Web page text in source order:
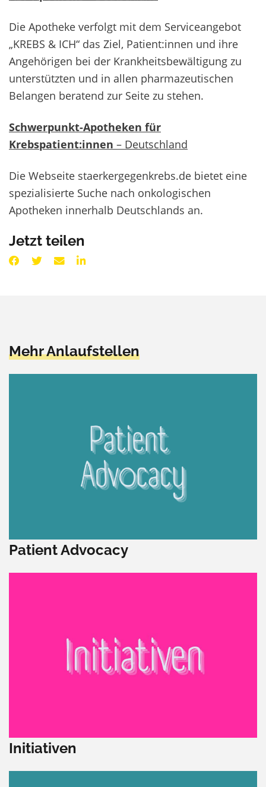
Die Apotheke verfolgt mit dem Serviceangebot
„KREBS & ICH“ das Ziel, Patient:innen und ihre
Angehörigen bei der Krankheitsbewältigung zu
unterstützten und in allen pharmazeutischen
Belangen beratend zur Seite zu stehen.
Schwerpunkt-Apotheken für
Krebspatient:innen – Deutschland
Die Webseite staerkergegenkrebs.de bietet eine
spezialisierte Suche nach onkologischen
Apotheken innerhalb Deutschlands an.
Jetzt teilen
Mehr Anlaufstellen
Patient Advocacy
Initiativen